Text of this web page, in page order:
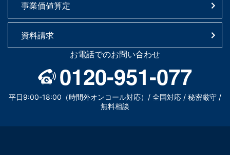
事業価値算定
資料請求
お電話でのお問い合わせ
0120-951-077
平日9:00-18:00（時間外オンコール対応）/ 全国対応 / 秘密厳守 /
無料相談